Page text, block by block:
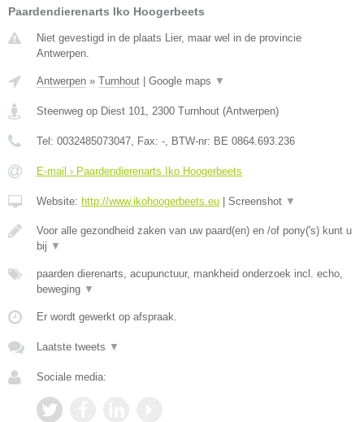
Paardendierenarts Iko Hoogerbeets
Niet gevestigd in de plaats Lier, maar wel in de provincie
Antwerpen.
Antwerpen » Turnhout Google maps ▼
Steenweg op Diest 101, 2300 Turnhout (Antwerpen)
Tel: 0032485073047, Fax: -, BTW-nr: BE 0864.693.236
E-mail › Paardendierenarts Iko Hoogerbeets
Website: http://www.ikohoogerbeets.eu Screenshot ▼
Voor alle gezondheid zaken van uw paard(en) en /of pony('s) kunt u
bij ▼
paarden dierenarts, acupunctuur, mankheid onderzoek incl. echo,
beweging ▼
Er wordt gewerkt op afspraak.
Laatste tweets ▼
Sociale media: